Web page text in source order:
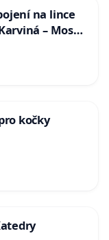
na lince
– Mosty
kočky